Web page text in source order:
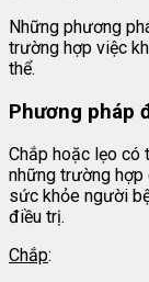
Những phương
trường hợp việc
thể.
Phương pháp
Chắp hoặc lẹo có
những trường hợp
sức khỏe người
điều trị.
Chắp: